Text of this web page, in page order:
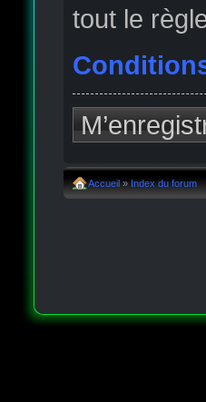
tout le
Accueil » Index du forum